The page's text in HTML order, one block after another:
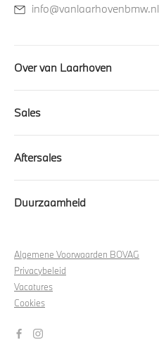
info@vanlaarhovenbmw.nl
Over van Laarhoven
Sales
Aftersales
Duurzaamheid
Algemene Voorwaarden BOVAG
Privacybeleid
Vacatures
Cookies